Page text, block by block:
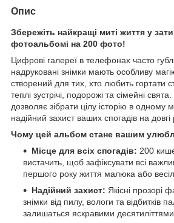
Опис
Збережіть найкращі миті життя у
фотоальбомі на 200 фото!
Цифрові галереї в телефонах часто
надруковані знімки мають особливу
створений для тих, хто любить гортати
теплі зустрічі, подорожі та сімейні
дозволяє зібрати цілу історію в одному
надійний захист ваших спогадів на довгі
Чому цей альбом стане вашим
Місце для всіх спогадів: 200
вистачить, щоб зафіксувати всі
першого року життя малюка або
Надійний захист: Якісні прозорі
знімки від пилу, вологи та відбитків
залишаться яскравими десятиліттями.